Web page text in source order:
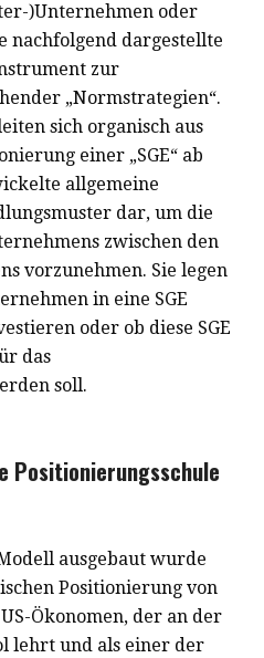
)Unternehmen oder
nachfolgend dargestellte
zur
„Normstrategien“.
sich organisch aus
einer „SGE“ ab
allgemeine
dar, um die
zwischen den
vorzunehmen. Sie legen
in eine SGE
oder ob diese SGE
das
soll.
Positionierungsschule
ausgebaut wurde
Positionierung von
Ökonomen, der an der
lehrt und als einer der